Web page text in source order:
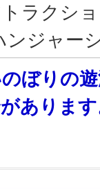
ラクシ
ンジャー
のぼりの
ありま